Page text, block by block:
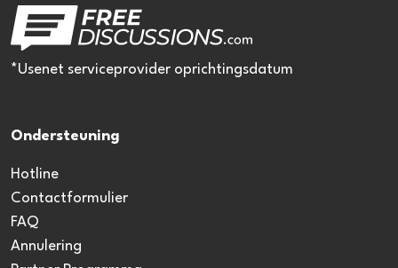
*Usenet serviceprovider oprichtingsdatum
Ondersteuning
Hotline
Contactformulier
FAQ
Annulering